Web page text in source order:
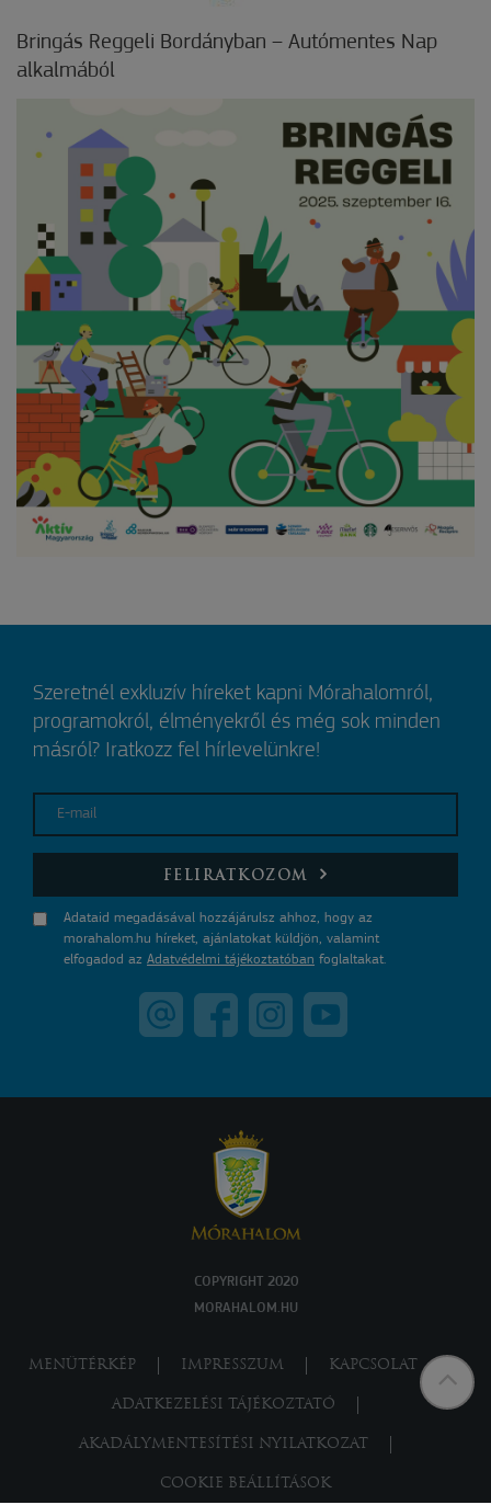
Bringás Reggeli Bordányban – Autómentes Nap
alkalmából
Szeretnél exkluzív híreket kapni Mórahalomról,
programokról, élményekről és még sok minden
másról? Iratkozz fel hírlevelünkre!
E-mail
FELIRATKOZOM
Adataid megadásával hozzájárulsz ahhoz, hogy az
morahalom.hu híreket, ajánlatokat küldjön, valamint
elfogadod az Adatvédelmi tájékoztatóban foglaltakat.
COPYRIGHT 2020
MORAHALOM.HU
MENÜTÉRKÉP IMPRESSZUM KAPCSOLAT
ADATKEZELÉSI TÁJÉKOZTATÓ
AKADÁLYMENTESÍTÉSI NYILATKOZAT
COOKIE BEÁLLÍTÁSOK